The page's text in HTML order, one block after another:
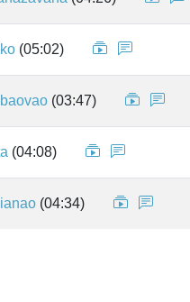
(05:02)
(03:47)
(04:08)
(04:34)